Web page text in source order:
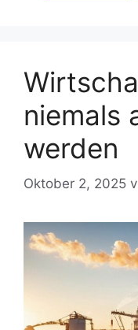
niemals
werden
Oktober 2, 2025